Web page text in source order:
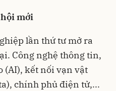
mới
lần thứ tư mở ra
Công nghệ thông tin,
(AI), kết nối vạn vật
chính phủ điện tử,...